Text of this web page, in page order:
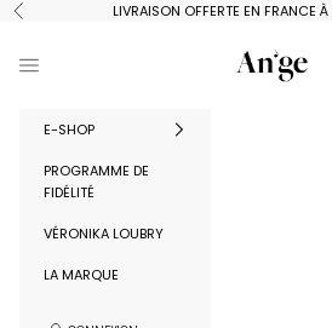
Passer au contenu
Précédent LIVRAISON OFFERTE EN FRANCE
Ange Paris
Menu
E-SHOP
PROGRAMME DE
FIDÉLITÉ
VÉRONIKA LOUBRY
LA MARQUE